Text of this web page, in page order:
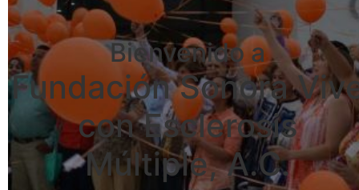
Bienvenido a
Fundación Sonora
con Esclerosis
Múltiple, A.C.